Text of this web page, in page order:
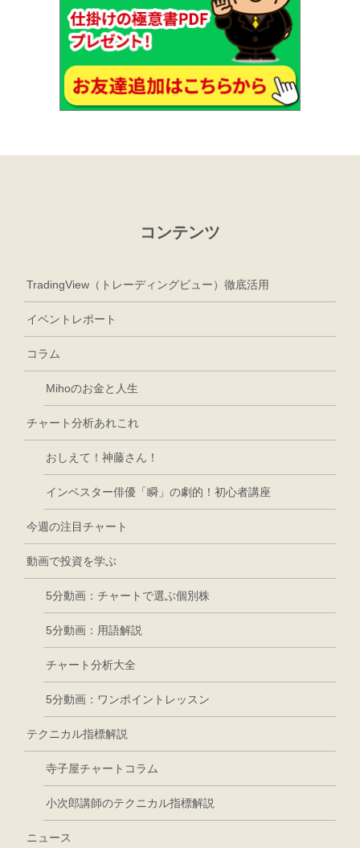
コンテンツ
TradingView（トレーディングビュー）徹底活用
イベントレポート
コラム
Mihoのお金と人生
チャート分析あれこれ
おしえて！神藤さん！
インベスター俳優「瞬」の劇的！初心者講座
今週の注目チャート
動画で投資を学ぶ
5分動画：チャートで選ぶ個別株
5分動画：用語解説
チャート分析大全
5分動画：ワンポイントレッスン
テクニカル指標解説
寺子屋チャートコラム
小次郎講師のテクニカル指標解説
ニュース